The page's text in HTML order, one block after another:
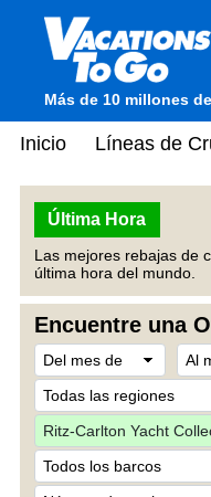
Más de 10 millones
Inicio Líneas de
Última Hora
Las mejores rebajas de
última hora del mundo.
Encuentre una